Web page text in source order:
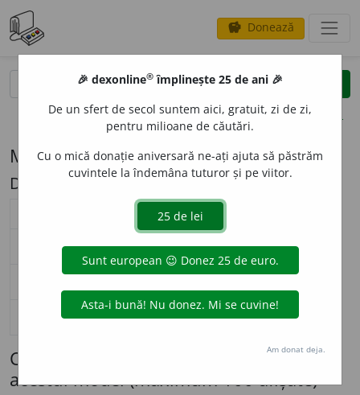
savings Donează
opțiuni
Modelul de flexiune M9 (arbust)
Descriere: st/șt
M9 nearticulat
nominativ-acuzativ
singular arbust
plural arbuști arbuștii
singular arbust arbustului
plural arbuști arbuștilor
vocativ
singular —
Cuvinte care se flexionează conform
acestui model (maximum 100 afișate)
🎉 dexonline® împlinește 25 de ani 🎉
De un sfert de secol suntem aici, gratuit, zi de zi,
pentru milioane de căutări.
Cu o mică donație aniversară ne-ați ajuta să păstrăm
cuvintele la îndemâna tuturor și pe viitor.
Am donat deja.